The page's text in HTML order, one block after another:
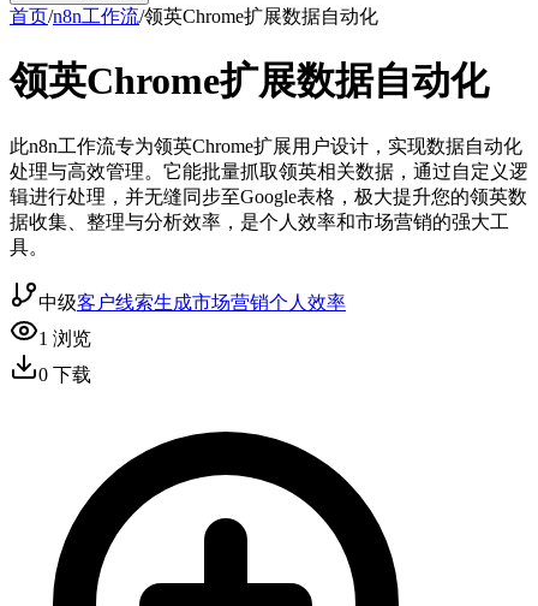
首页/n8n工作流/领英Chrome扩展数据自动化
领英Chrome扩展数据自动化
此n8n工作流专为领英Chrome扩展用户设计，实现数据自动化
处理与高效管理。它能批量抓取领英相关数据，通过自定义逻
辑进行处理，并无缝同步至Google表格，极大提升您的领英数
据收集、整理与分析效率，是个人效率和市场营销的强大工
具。
中级客户线索生成市场营销个人效率
1 浏览
0 下载